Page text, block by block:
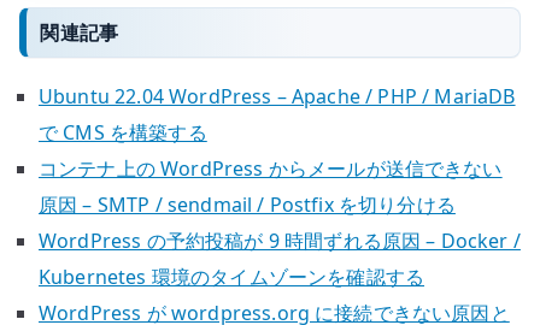
関連記事
Ubuntu 22.04 WordPress – Apache / PHP / MariaDB
で CMS を構築する
コンテナ上の WordPress からメールが送信できない
原因 – SMTP / sendmail / Postfix を切り分ける
WordPress の予約投稿が 9 時間ずれる原因 – Docker /
Kubernetes 環境のタイムゾーンを確認する
WordPress が wordpress.org に接続できない原因と